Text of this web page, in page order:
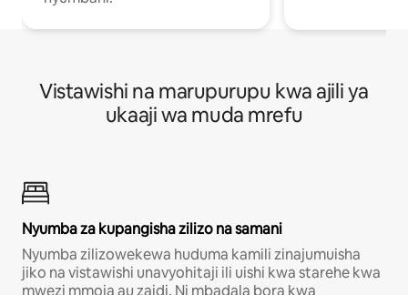
Vistawishi na marupurupu kwa ajili ya
ukaaji wa muda mrefu
Nyumba za kupangisha zilizo na samani
Nyumba zilizowekewa huduma kamili zinajumuisha
jiko na vistawishi unavyohitaji ili uishi kwa starehe kwa
mwezi mmoja au zaidi. Ni mbadala bora kwa